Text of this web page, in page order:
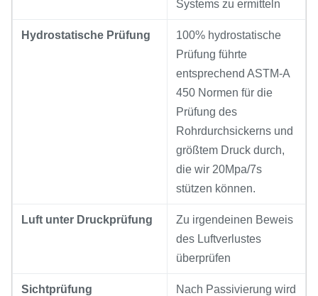
Systems zu ermitteln
Hydrostatische Prüfung
100% hydrostatische
Prüfung führte
entsprechend ASTM-A
450 Normen für die
Prüfung des
Rohrdurchsickerns und
größtem Druck durch,
die wir 20Mpa/7s
stützen können.
Luft unter Druckprüfung
Zu irgendeinen Beweis
des Luftverlustes
überprüfen
Sichtprüfung
Nach Passivierung wird